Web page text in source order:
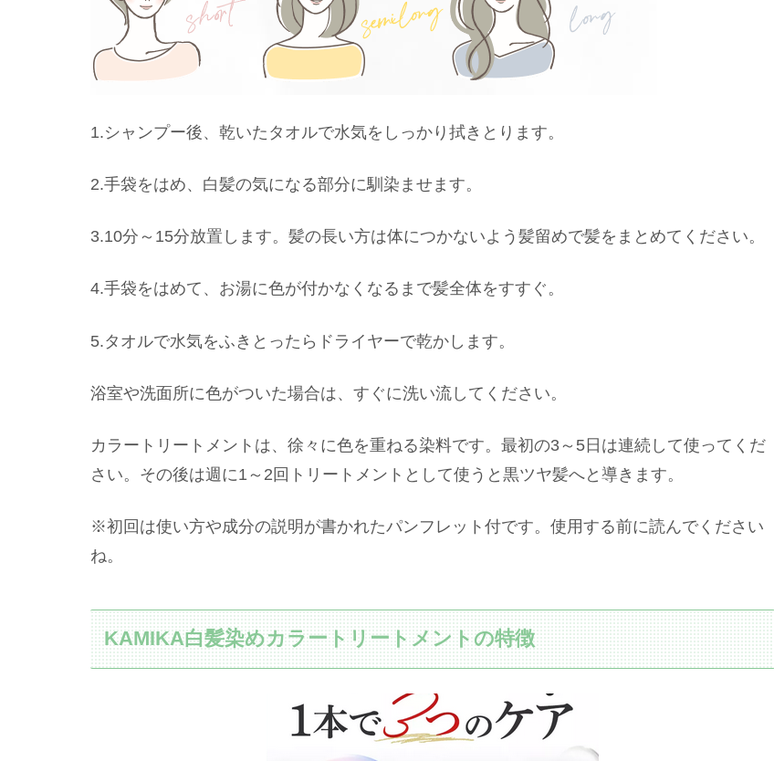
1.シャンプー後、乾いたタオルで水気をしっかり拭きとります。
2.手袋をはめ、白髪の気になる部分に馴染ませます。
3.10分～15分放置します。髪の長い方は体につかないよう髪留めで髪をまとめてください。
4.手袋をはめて、お湯に色が付かなくなるまで髪全体をすすぐ。
5.タオルで水気をふきとったらドライヤーで乾かします。
浴室や洗面所に色がついた場合は、すぐに洗い流してください。
カラートリートメントは、徐々に色を重ねる染料です。最初の3～5日は連続して使ってくだ
さい。 その後は週に1～2回トリートメントとして使うと黒ツヤ髪へと導きます。
※初回は使い方や成分の説明が書かれたパンフレット付です。使用する前に読んでください
ね。
KAMIKA白髪染めカラートリートメントの特徴